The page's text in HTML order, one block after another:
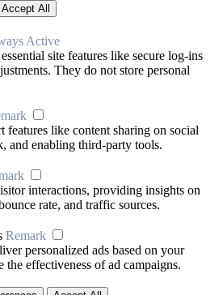
Accept All
Active
site features like secure log-ins
They do not store personal
features like content sharing on social
and enabling third-party tools.
interactions, providing insights on
rate, and traffic sources.
Remark
personalized ads based on your
the effectiveness of ad campaigns.